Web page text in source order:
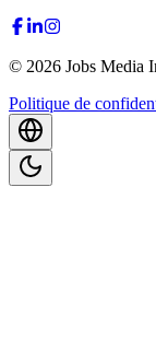
© 2026 Jobs Media
Politique de